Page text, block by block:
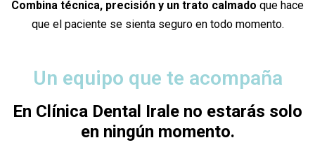
Combina técnica, precisión y un trato calmado que hace
que el paciente se sienta seguro en todo momento.
Un equipo que te acompaña
En Clínica Dental Irale no estarás solo
en ningún momento.